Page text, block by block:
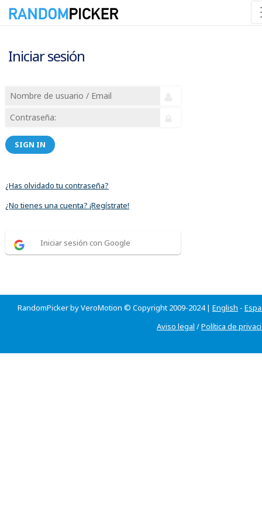
Iniciar sesión
SIGN IN
¿Has olvidado tu contraseña?
¿No tienes una cuenta? ¡Regístrate!
Iniciar sesión con Google
RandomPicker by VeroMotion © Copyright 2009-2024 | English -
Aviso legal /Política de